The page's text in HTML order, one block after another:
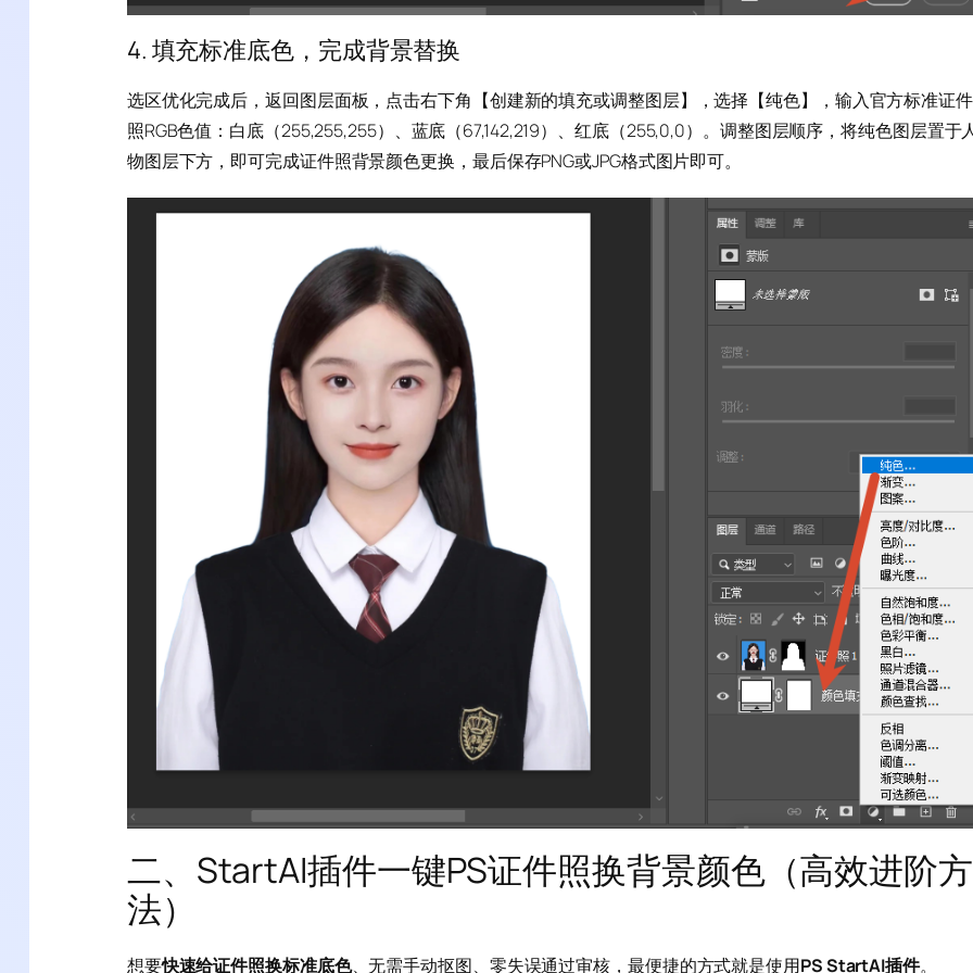
4. 填充标准底色，完成背景替换
选区优化完成后，返回图层面板，点击右下角【创建新的填充或调整图层】，选择【纯色】，输入官方标准证件
照RGB色值：白底（255,255,255）、蓝底（67,142,219）、红底（255,0,0）。调整图层顺序，将纯色图层置于
物图层下方，即可完成证件照背景颜色更换，最后保存PNG或JPG格式图片即可。
二、StartAI插件一键PS证件照换背景颜色（高效进阶方
法）
想要快速给证件照换标准底色、无需手动抠图、零失误通过审核，最便捷的方式就是使用PS StartAI插件。